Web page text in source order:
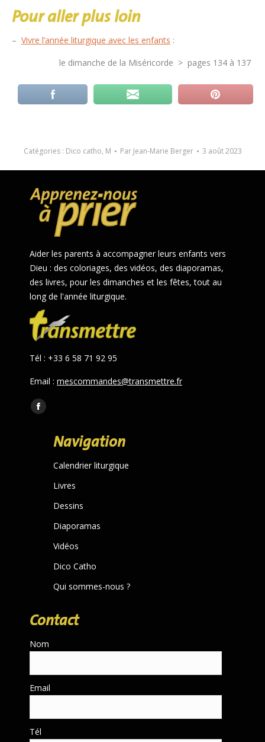
Pour aller plus loin
– Vivre l’année liturgique avec les enfants :
le dimanche de la Miséricorde > pages 134 à 137
Catégories : Dico catho, M Par Jean-Marie Berger 3 août 2023
Aider les parents à accompagner leurs enfants vers
Dieu : des coloriages, des vidéos, des diaporamas,
des livres, pour les dimanches et les fêtes, tout au
long de l'année liturgique.
Tél : +33 6 58 71 92 95
Email : mescommandes@transmettre.fr
Trouvez nous sur :
Facebook
opens
window
Navigation
Calendrier liturgique
Livres
Dessins
Diaporamas
Vidéos
Dico Catho
Qui sommes-nous ?
Contact
Nom
Email
Tél